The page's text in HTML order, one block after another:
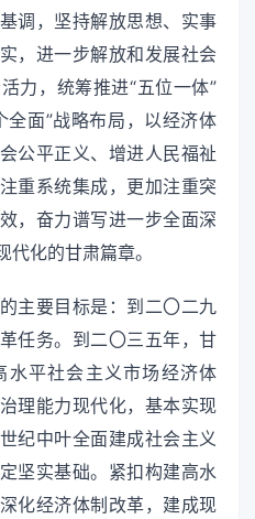
调，坚持解放思想、实事
，进一步解放和发展社会
力，统筹推进“五位一体”
全面”战略布局，以经济体
公平正义、增进人民福祉
重系统集成，更加注重突
，奋力谱写进一步全面深
化的甘肃篇章。
主要目标是：到二〇二九
任务。到二〇三五年，甘
水平社会主义市场经济体
理能力现代化，基本实现
纪中叶全面建成社会主义
坚实基础。紧扣构建高水
化经济体制改革，建成现